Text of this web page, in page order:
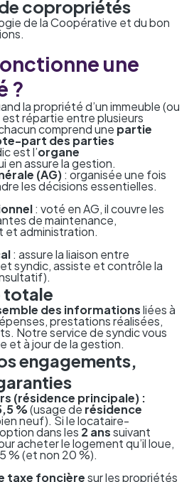
copropriétés
de la Coopérative et du bon
une
?
la propriété d’un immeuble (ou
est répartie entre plusieurs
comprend une partie
part des parties
est l’organe
en assure la gestion.
(AG): organisée une fois
les décisions essentielles.
: voté en AG, il couvre les
de maintenance,
administration.
: assure la liaison entre
syndic, assiste et contrôle la
totale
des informationsliées à
prestations réalisées,
Notre service de syndic vous
et à jour de la gestion.
engagements,
(résidence principale) :
%(usage de résidence
neuf). Si le locataire-
dans les 2 anssuivant
acheter le logement qu’il loue,
% (et non 20 %).
taxe foncièresur les propriétés